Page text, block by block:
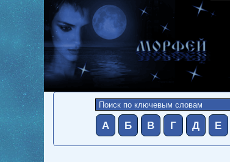
А Б В Г Д Е